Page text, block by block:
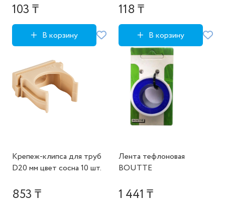
103 ₸
В корзину
118 ₸
В корзину
Крепеж-клипса для труб
D20 мм цвет сосна 10 шт.
853 ₸
Лента тефлоновая
BOUTTE
1 441 ₸